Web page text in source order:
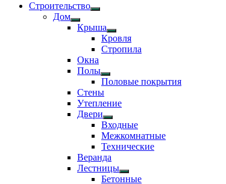
Строительство
Показать
Дом
Показать
подменю
Крыша
Показать
подменю
Кровля
Стропила
Окна
Полы
Показать
подменю
Половые покрытия
Стены
Утепление
Двери
Показать
подменю
Входные
Межкомнатные
Технические
Веранда
Лестницы
Показать
Бетонные